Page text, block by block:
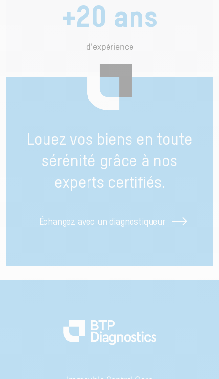
+20 ans
d'expérience
Louez vos biens en toute
sérénité grâce à nos
experts certifiés.
Échangez avec un diagnostiqueur